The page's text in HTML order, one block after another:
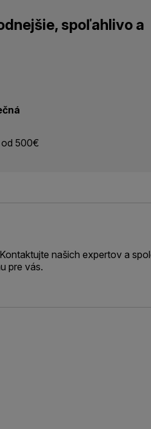
spoľahlivo a
od 500€
Kontaktujte našich expertov a
pre vás.